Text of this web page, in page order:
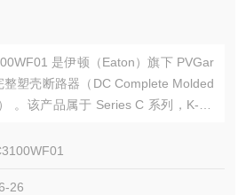
是伊顿（Eaton）旗下 PVGar
塑壳断路器（DC Complete Molded
。该产品属于 Series C 系列，K-fra
250Vdc 配电系统。Eaton伊顿 PVGa
26